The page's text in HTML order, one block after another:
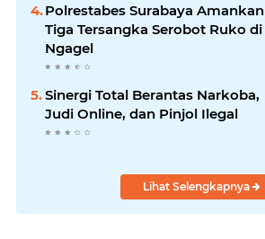
Polrestabes Surabaya Amankan
Tiga Tersangka Serobot Ruko di
Ngagel
Sinergi Total Berantas Narkoba,
Judi Online, dan Pinjol Ilegal
Lihat Selengkapnya